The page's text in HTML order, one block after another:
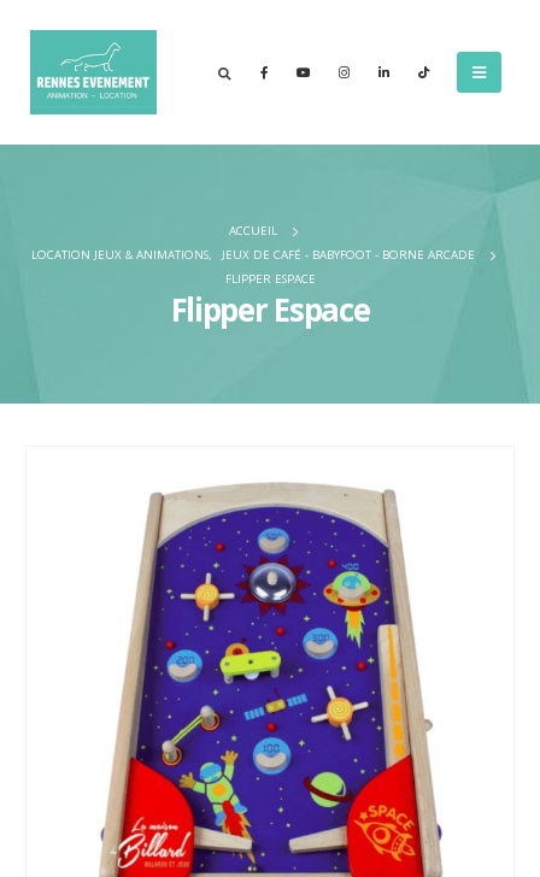
ACCUEIL
LOCATION JEUX & ANIMATIONS,
JEUX DE CAFÉ - BABYFOOT - BORNE ARCADE
FLIPPER ESPACE
Flipper Espace